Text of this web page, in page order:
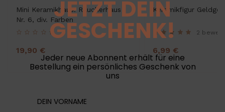
Mini Keramikhaus. Räucherhaus
Nr. 6, div. Farben
19,90 €
Keramikfigur
2
6,99 €
JETZT DEIN
GESCHENK!
Jeder neue Abonnent erhält für eine
Bestellung ein persönliches Geschenk von
uns